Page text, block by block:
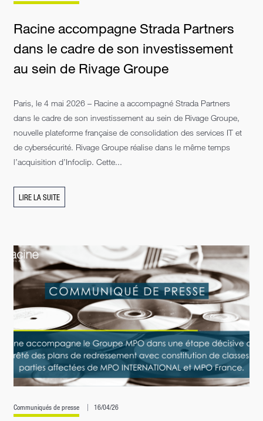
Racine accompagne Strada Partners
dans le cadre de son investissement
au sein de Rivage Groupe
Paris, le 4 mai 2026 – Racine a accompagné Strada Partners
dans le cadre de son investissement au sein de Rivage Groupe,
nouvelle plateforme française de consolidation des services IT et
de cybersécurité. Rivage Groupe réalise dans le même temps
l’acquisition d’Infoclip. Cette...
LIRE LA SUITE
Communiqués de presse 16/04/26